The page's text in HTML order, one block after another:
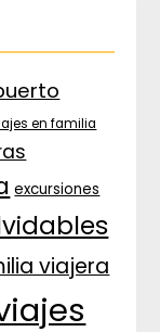
en familia
excursiones
viajera